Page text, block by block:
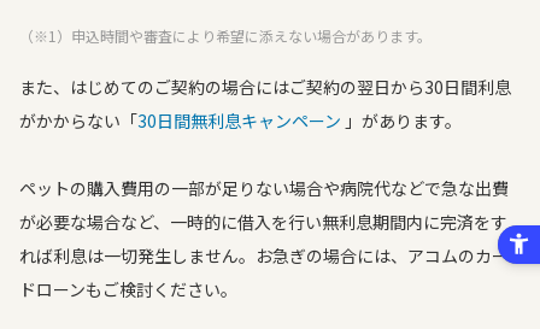
（※1）申込時間や審査により希望に添えない場合があります。
また、はじめてのご契約の場合にはご契約の翌日から30日間利息
がかからない「30日間無利息キャンペーン 」があります。
ペットの購入費用の一部が足りない場合や病院代などで急な出費
が必要な場合など、一時的に借入を行い無利息期間内に完済をす
れば利息は一切発生しません。お急ぎの場合には、アコムのカー
ドローンもご検討ください。